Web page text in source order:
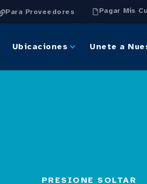
Para Proveedores Pagar Mis
Ubicaciones Unete a
PRESIONE SOLTAR